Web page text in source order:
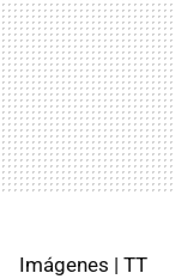
Imágenes | TT